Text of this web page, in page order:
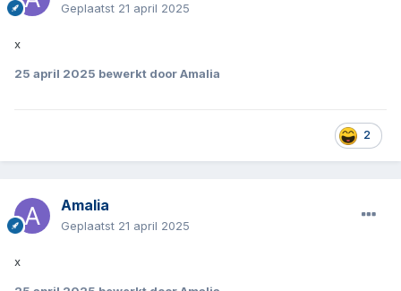
Geplaatst 21 april 2025
x
25 april 2025 bewerkt door Amalia
2
Amalia
Geplaatst 21 april 2025
x